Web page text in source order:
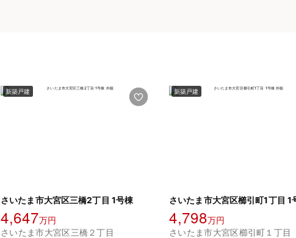
新築戸建
さいたま市大宮区三橋2丁目 1号棟
4,647万円
さいたま市大宮区三橋２丁目
新築戸建
さいたま市大宮区櫛引町1丁目 1
4,798万円
さいたま市大宮区櫛引町１丁目